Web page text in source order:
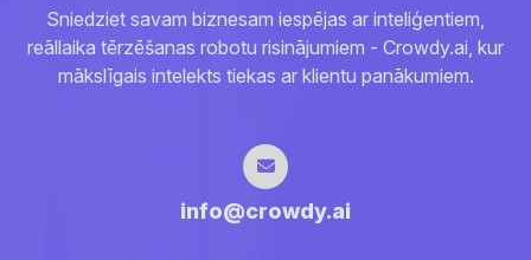
Sniedziet savam biznesam iespējas ar inteliģentiem,
reāllaika tērzēšanas robotu risinājumiem - Crowdy.ai, kur
mākslīgais intelekts tiekas ar klientu panākumiem.
info@crowdy.ai